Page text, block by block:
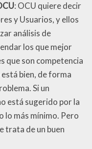
: OCU quiere decir
y Usuarios, y ellos
análisis de
los que mejor
que son competencia
bien, de forma
Si un
está sugerido por la
lo más mínimo. Pero
trata de un buen